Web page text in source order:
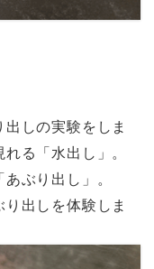
しの実験をしま
る「水出し」。
ぶり出し」。
出しを体験しま